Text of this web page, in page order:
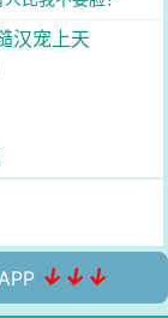
汉宠上天
↓↓↓